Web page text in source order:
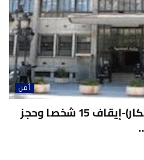
أمن
(مكافحة المضاربة والاحتكار)-إيقاف 15 شخصا وحجز